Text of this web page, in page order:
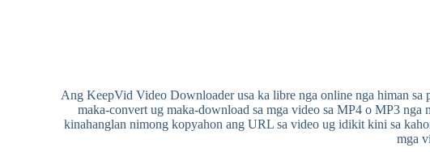
Ang KeepVid Video Downloader usa ka libre nga online nga himan sa
maka-convert ug maka-download sa mga video sa MP4 o MP3
kinahanglan nimong kopyahon ang URL sa video ug idikit kini sa
mga